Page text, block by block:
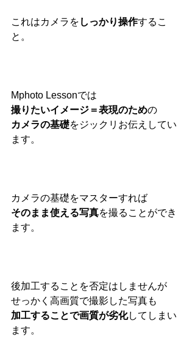
これはカメラを しっかり操作するこ
と。
Mphoto Lessonでは
撮りたいイメージ＝表現のための
カメラの基礎をジックリお伝えしてい
ます。
カメラの基礎をマスターすれば
そのまま使える写真を撮ることができ
ます。
後加工することを否定はしませんが
せっかく高画質で撮影した写真も
加工することで画質が劣化してしまい
ます。